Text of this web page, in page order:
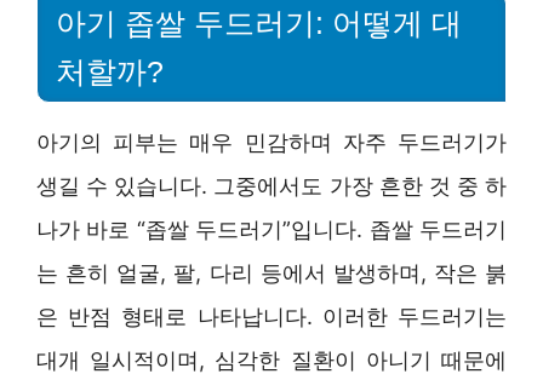
아기 좁쌀 두드러기: 어떻게 대
처할까?
아기의 피부는 매우 민감하며 자주 두드러기가
생길 수 있습니다. 그중에서도 가장 흔한 것 중 하
나가 바로 “좁쌀 두드러기”입니다. 좁쌀 두드러기
는 흔히 얼굴, 팔, 다리 등에서 발생하며, 작은 붉
은 반점 형태로 나타납니다. 이러한 두드러기는
대개 일시적이며, 심각한 질환이 아니기 때문에